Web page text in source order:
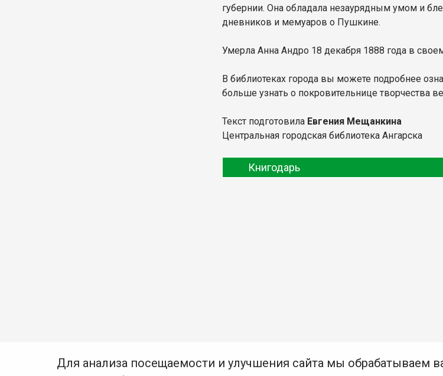
губернии. Она обладала незаурядным умом и
дневников и мемуаров о Пушкине.
Умерла Анна Андро 18 декабря 1888 года в
В библиотеках города вы можете подробнее
больше узнать о покровительнице творчества
Текст подготовила Евгения Мещанкина
Центральная городская библиотека Ангарска
Книгодарь
Для анализа посещаемости и улучшения сайта мы обрабатываем